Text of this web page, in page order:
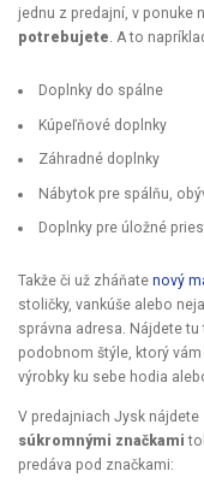
jednu z predajní, v ponuke
potrebujete. A to
Doplnky do spálne
Kúpeľňové doplnky
Záhradné doplnky
Nábytok pre spálňu,
Doplnky pre úložné
Takže či už zháňate nový
stoličky, vankúše alebo
správna adresa. Nájdete tu
podobnom štýle, ktorý
výrobky ku sebe hodia
V predajniach Jysk
súkromnými značkami
predáva pod značkami: